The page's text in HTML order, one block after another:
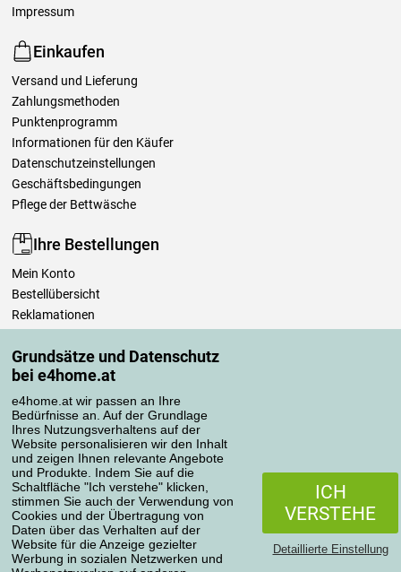
Grundsätze und Datenschutz
bei e4home.at
e4home.at wir passen an Ihre
Bedürfnisse an. Auf der Grundlage
Ihres Nutzungsverhaltens auf der
Website personalisieren wir den Inhalt
und zeigen Ihnen relevante Angebote
und Produkte. Indem Sie auf die
Schaltfläche "Ich verstehe" klicken,
stimmen Sie auch der Verwendung von
Cookies und der Übertragung von
Daten über das Verhalten auf der
Website für die Anzeige gezielter
Werbung in sozialen Netzwerken und
ICH
VERSTEHE
Detaillierte Einstellung
Impressum
Einkaufen
Versand und Lieferung
Zahlungsmethoden
Punktenprogramm
Informationen für den Käufer
Datenschutzeinstellungen
Geschäftsbedingungen
Pflege der Bettwäsche
Ihre Bestellungen
Mein Konto
Bestellübersicht
Reklamationen
Einfach mehr wissen
Richtlinien zur Verarbeitung von Bewertungen
Transportarten
Zahlungsmethoden